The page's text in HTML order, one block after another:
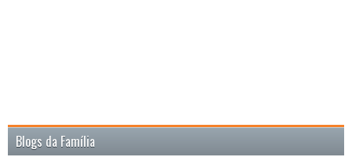
Blogs da Família